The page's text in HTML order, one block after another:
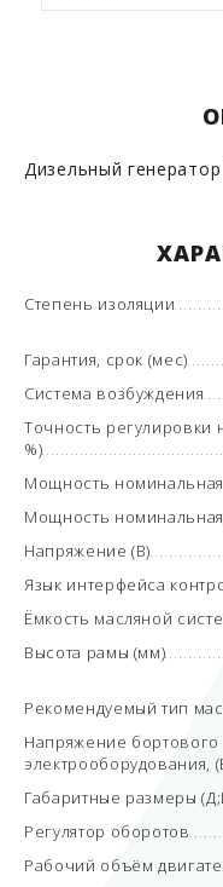
Дизельный
Степень изоляции
Гарантия, срок (мес)
Система возбуждения
Точность регулировки
%)
Мощность
Мощность
Напряжение (В)
Язык интерфейса
Ёмкость масляной
Высота рамы (мм)
Рекомендуемый тип
Напряжение бортового
электрооборудования,
Габаритные размеры
Регулятор оборотов
Рабочий объём